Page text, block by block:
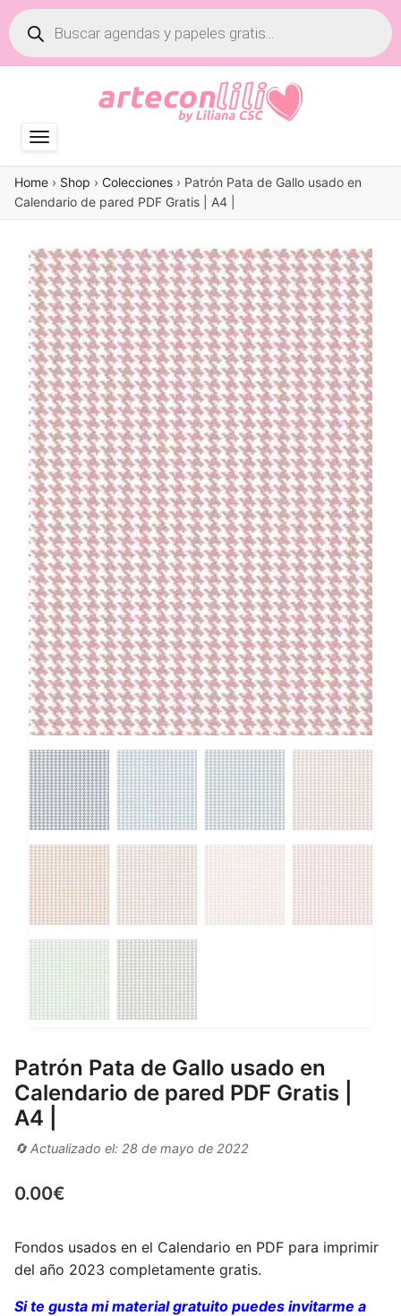
Búsqueda
de
productos
Home › Shop › Colecciones › Patrón Pata de Gallo usado en
Calendario de pared PDF Gratis | A4 |
Patrón Pata de Gallo usado en
Calendario de pared PDF Gratis |
A4 |
🔄 Actualizado el: 28 de mayo de 2022
0.00€
Fondos usados en el Calendario en PDF para imprimir
del año 2023 completamente gratis.
Si te gusta mi material gratuito puedes invitarme a